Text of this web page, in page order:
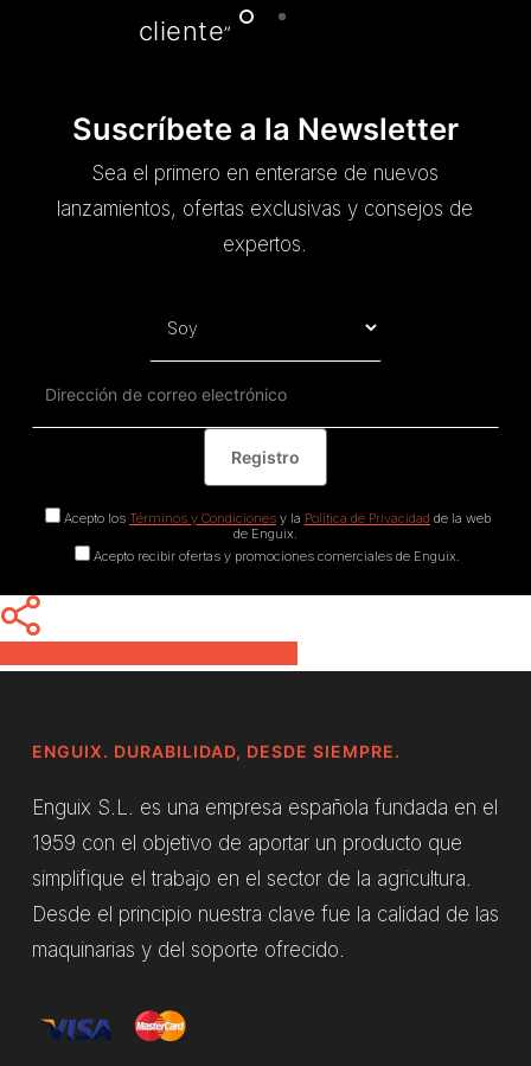
cliente”
Suscríbete a la Newsletter
Sea el primero en enterarse de nuevos
lanzamientos, ofertas exclusivas y consejos de
expertos.
Acepto los Términos y Condicionesy la Política de Privacidad de la web
de Enguix.
Acepto recibir ofertas y promociones comerciales de Enguix.
ENGUIX. DURABILIDAD, DESDE SIEMPRE.
Enguix S.L. es una empresa española fundada en el
1959 con el objetivo de aportar un producto que
simplifique el trabajo en el sector de la agricultura.
Desde el principio nuestra clave fue la calidad de las
maquinarias y del soporte ofrecido.